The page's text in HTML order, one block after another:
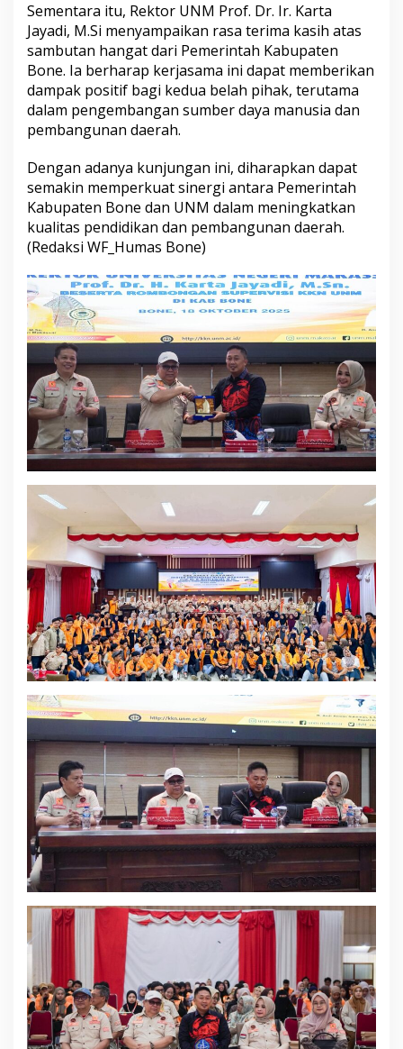
u
k
K
N
D
i
K
a
.
B
o
n
e
Sementara itu, Rektor UNM Prof. Dr. Ir. Karta
Jayadi, M.Si menyampaikan rasa terima kasih atas
sambutan hangat dari Pemerintah Kabupaten
Bone. Ia berharap kerjasama ini dapat memberikan
dampak positif bagi kedua belah pihak, terutama
dalam pengembangan sumber daya manusia dan
pembangunan daerah.
Dengan adanya kunjungan ini, diharapkan dapat
semakin memperkuat sinergi antara Pemerintah
Kabupaten Bone dan UNM dalam meningkatkan
kualitas pendidikan dan pembangunan daerah.
(Redaksi WF_Humas Bone)